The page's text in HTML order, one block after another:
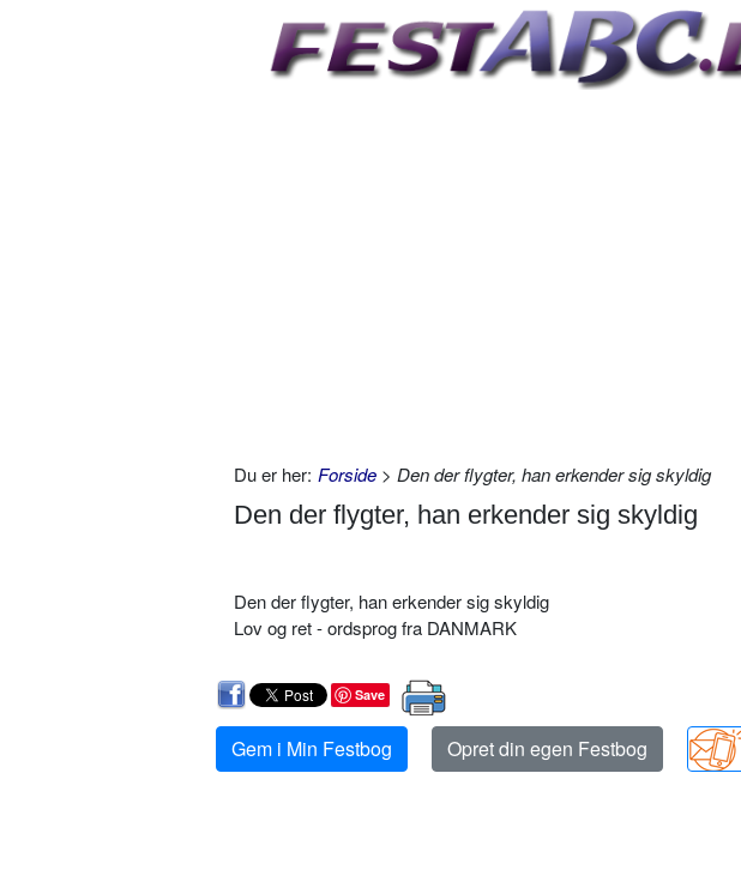
Du er her: Forside > Den der flygter, han erkender sig skyldig
Den der flygter, han erkender sig skyldig
Den der flygter, han erkender sig skyldig
Lov og ret - ordsprog fra DANMARK
Save
Gem i Min Festbog Opret din egen Festbog